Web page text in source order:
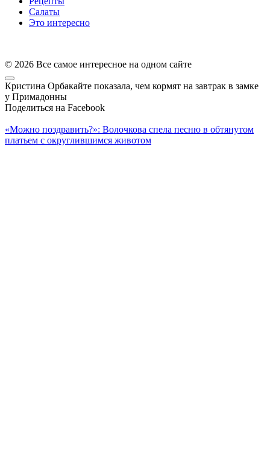
Салаты
Это интересно
© 2026 Все самое интересное на одном сайте
Кристина Орбакайте показала, чем кормят на завтрак в замке
у Примадонны
Поделиться на Facebook
«Можно поздравить?»: Волочкова спела песню в обтянутом
платьем с округлившимся животом